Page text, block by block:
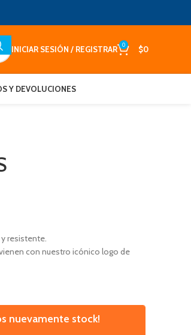
INICIAR SESIÓN / REGISTRAR 0 $0
Y DEVOLUCIONES
resistente.
con nuestro icónico logo de
nuevamente stock!